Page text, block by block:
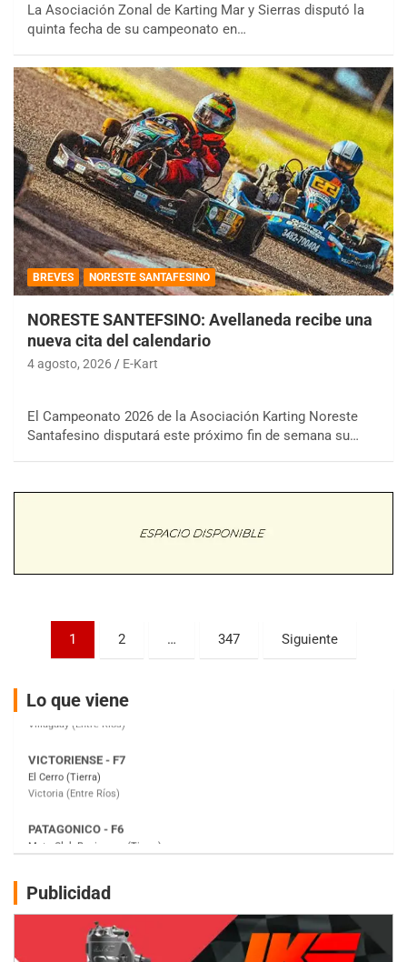
La Asociación Zonal de Karting Mar y Sierras disputó la
quinta fecha de su campeonato en…
BREVES NORESTE SANTAFESINO
NORESTE SANTEFSINO: Avellaneda recibe una
nueva cita del calendario
4 agosto, 2026 E-Kart
El Campeonato 2026 de la Asociación Karting Noreste
Santafesino disputará este próximo fin de semana su…
Paginación
entradas
1 2 … 347 Siguiente
Lo que viene
COBERTURA ESPECIAL DE E-KART.COM.AR
08/09-AGO
Trenque Lauquen (Buenos Aires)
Villaguay (Entre Ríos)
El Cerro (Tierra)
Victoria (Entre Ríos)
Moto Club Reginense (Tierra)
Gral. E. Godoy (Río Negro)
Juventud Unida (Tierra)
NORESTE SANTAFESINO - F6
Ciudad de Avellaneda (Asfalto)
Avellaneda (Santa Fe)
SUR SANTAFESINO - F4
Publicidad